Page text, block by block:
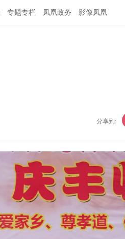
专题专栏 凤凰政务 影像凤凰
分享到: